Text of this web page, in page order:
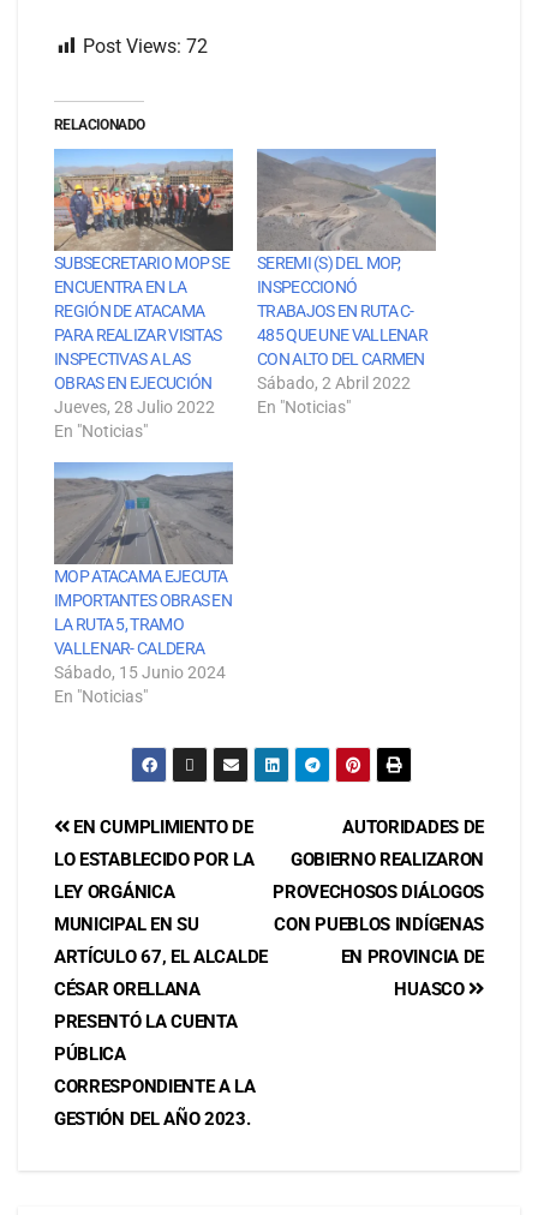
Post Views: 72
RELACIONADO
SUBSECRETARIO MOP SE
ENCUENTRA EN LA
REGIÓN DE ATACAMA
PARA REALIZAR VISITAS
INSPECTIVAS A LAS
OBRAS EN EJECUCIÓN
Jueves, 28 Julio 2022
En "Noticias"
SEREMI (S) DEL MOP,
INSPECCIONÓ
TRABAJOS EN RUTA C-
485 QUE UNE VALLENAR
CON ALTO DEL CARMEN
Sábado, 2 Abril 2022
En "Noticias"
MOP ATACAMA EJECUTA
IMPORTANTES OBRAS EN
LA RUTA 5, TRAMO
VALLENAR- CALDERA
Sábado, 15 Junio 2024
En "Noticias"
AUTORIDADES DE
GOBIERNO REALIZARON
PROVECHOSOS DIÁLOGOS
CON PUEBLOS INDÍGENAS
EN PROVINCIA DE
HUASCO
EN CUMPLIMIENTO DE
LO ESTABLECIDO POR LA
LEY ORGÁNICA
MUNICIPAL EN SU
ARTÍCULO 67, EL ALCALDE
CÉSAR ORELLANA
PRESENTÓ LA CUENTA
PÚBLICA
CORRESPONDIENTE A LA
GESTIÓN DEL AÑO 2023.